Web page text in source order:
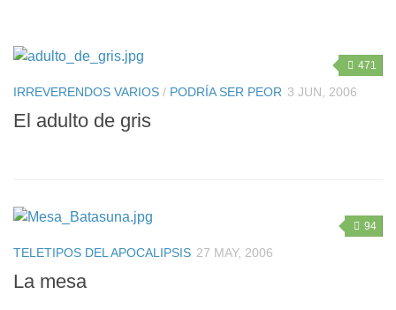
471
IRREVERENDOS VARIOS / PODRÍA SER PEOR 3 JUN, 2006
El adulto de gris
94
TELETIPOS DEL APOCALIPSIS 27 MAY, 2006
La mesa